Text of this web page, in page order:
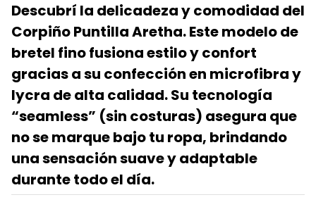
Descubrí la delicadeza y comodidad del
Corpiño Puntilla Aretha. Este modelo de
bretel fino fusiona estilo y confort
gracias a su confección en microfibra y
lycra de alta calidad. Su tecnología
“seamless” (sin costuras) asegura que
no se marque bajo tu ropa, brindando
una sensación suave y adaptable
durante todo el día.